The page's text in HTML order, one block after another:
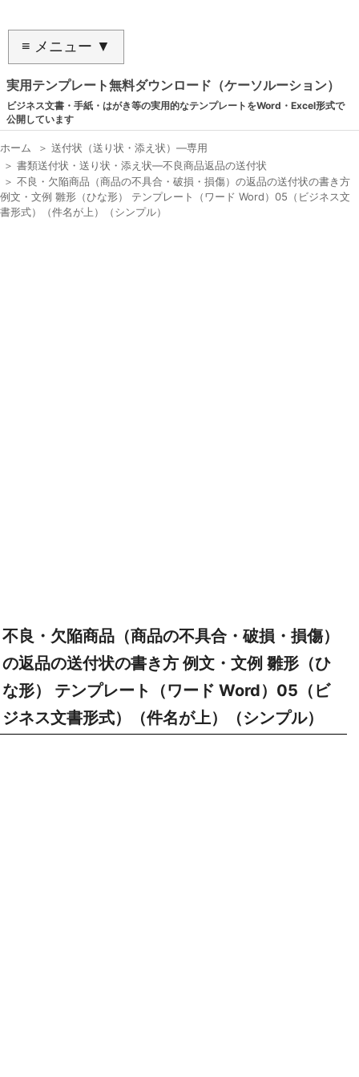
≡ メニュー ▼
実用テンプレート無料ダウンロード（ケーソルーション）
ビジネス文書・手紙・はがき等の実用的なテンプレートをWord・Excel形式で
公開しています
ホーム ＞ 送付状（送り状・添え状）―専用
＞ 書類送付状・送り状・添え状―不良商品返品の送付状
＞ 不良・欠陥商品（商品の不具合・破損・損傷）の返品の送付状の書き方
例文・文例 雛形（ひな形） テンプレート（ワード Word）05（ビジネス文
書形式）（件名が上）（シンプル）
不良・欠陥商品（商品の不具合・破損・損傷）
の返品の送付状の書き方 例文・文例 雛形（ひ
な形） テンプレート（ワード Word）05（ビ
ジネス文書形式）（件名が上）（シンプル）